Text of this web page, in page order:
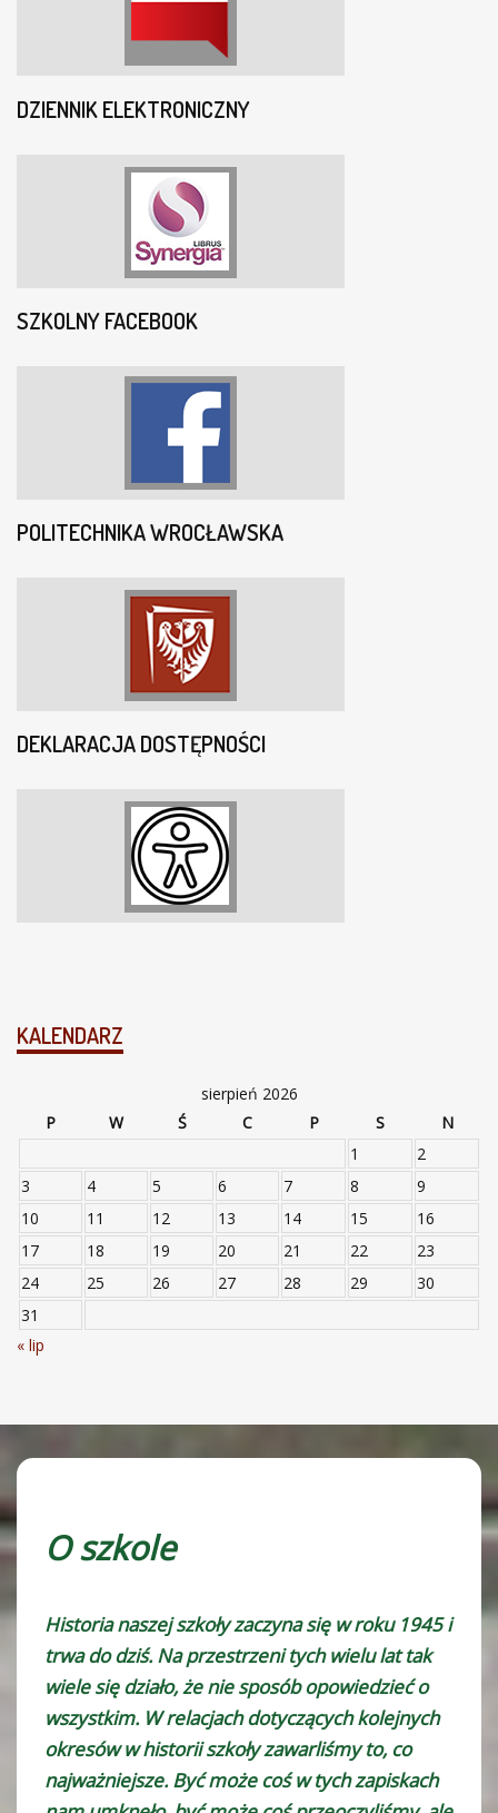
DZIENNIK ELEKTRONICZNY
SZKOLNY FACEBOOK
POLITECHNIKA WROCŁAWSKA
DEKLARACJA DOSTĘPNOŚCI
KALENDARZ
sierpień 2026
P
W Ś C P S
N
1
2
3
4 5 6 7 8
9
10
11 12 13 14 15
16
17
18 19 20 21 22
23
24
25 26 27 28 29
30
31
« lip
O szkole
Historia naszej szkoły zaczyna się w roku 1945 i
trwa do dziś. Na przestrzeni tych wielu lat tak
wiele się działo, że nie sposób opowiedzieć o
wszystkim. W relacjach dotyczących kolejnych
okresów w historii szkoły zawarliśmy to, co
najważniejsze. Być może coś w tych zapiskach